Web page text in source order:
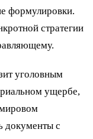
формулировки.
стратегии
уголовным
ущербе,
документы с